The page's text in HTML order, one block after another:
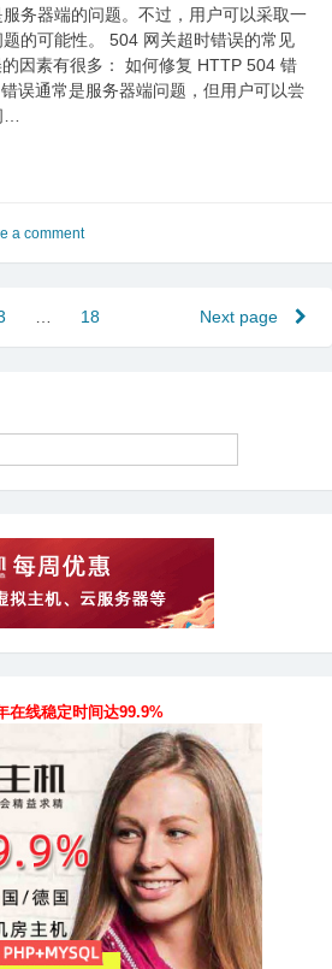
务器端的问题。不过，用户可以采取一
的可能性。 504 网关超时错误的常见
因素有很多： 如何修复 HTTP 504 错
误通常是服务器端问题，但用户可以尝
a comment
Page
18 Next page
在线稳定时间达99.9%